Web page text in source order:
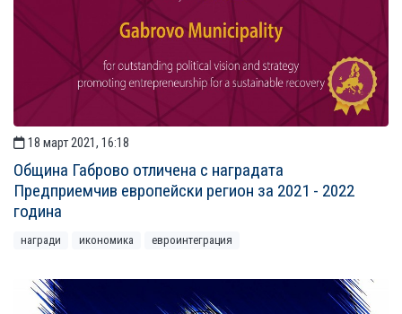
18 март 2021, 16:18
Община Габрово отличена с наградата
Предприемчив европейски регион за 2021 - 2022
година
награди икономика евроинтеграция